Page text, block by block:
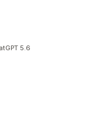
5.6